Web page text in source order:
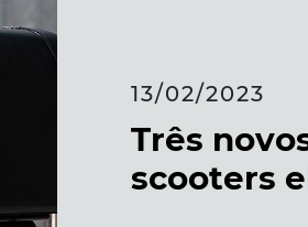
13/02/2023
Três
scooters